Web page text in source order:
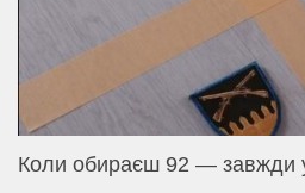
Коли обираєш 92 —